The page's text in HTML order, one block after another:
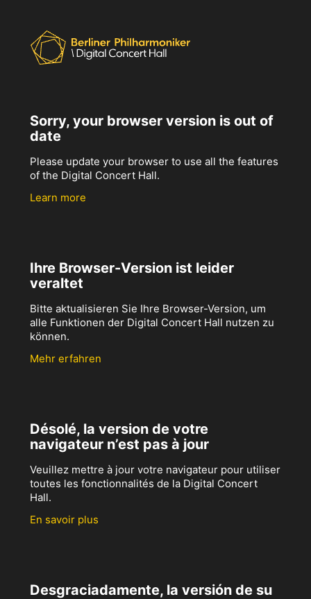
Sorry, your browser version is out of
date
Please update your browser to use all the features
of the Digital Concert Hall.
Learn more
Ihre Browser-Version ist leider
veraltet
Bitte aktualisieren Sie Ihre Browser-Version, um
alle Funktionen der Digital Concert Hall nutzen zu
können.
Mehr erfahren
Désolé, la version de votre
navigateur n’est pas à jour
Veuillez mettre à jour votre navigateur pour utiliser
toutes les fonctionnalités de la Digital Concert
Hall.
En savoir plus
Desgraciadamente, la versión de su